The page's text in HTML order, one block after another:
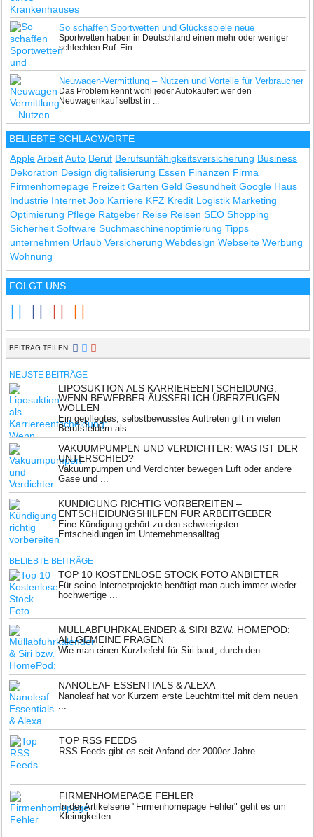
So schaffen Sportwetten und Glücksspiele neue
Arbeitsplätze
Sportwetten haben in Deutschland einen mehr oder weniger
schlechten Ruf. Ein ...
Neuwagen-Vermittlung – Nutzen und Vorteile für Verbraucher
Das Problem kennt wohl jeder Autokäufer: wer den
Neuwagenkauf selbst in ...
BELIEBTE SCHLAGWORTE
Apple Arbeit Auto Beruf Berufsunfähigkeitsversicherung Business
Dekoration Design digitalisierung Essen Finanzen Firma
Firmenhomepage Freizeit Garten Geld Gesundheit Google Haus
Industrie Internet Job Karriere KFZ Kredit Logistik Marketing
Optimierung Pflege Ratgeber Reise Reisen SEO Shopping
Sicherheit Software Suchmaschinenoptimierung Tipps
unternehmen Urlaub Versicherung Webdesign Webseite Werbung
Wohnung
FOLGT UNS
BEITRAG TEILEN
NEUSTE BEITRÄGE
LIPOSUKTION ALS KARRIEREENTSCHEIDUNG:
WENN BEWERBER ÄUSSERLICH ÜBERZEUGEN W
OLLEN
Ein gepflegtes, selbstbewusstes Auftreten gilt in vielen
Berufsfeldern als ...
VAKUUMPUMPEN UND VERDICHTER: WAS IST DER
UNTERSCHIED?
Vakuumpumpen und Verdichter bewegen Luft oder andere
Gase und ...
KÜNDIGUNG RICHTIG VORBEREITEN –
ENTSCHEIDUNGSHILFEN FÜR ARBEITGEBER
Eine Kündigung gehört zu den schwierigsten
Entscheidungen im Unternehmensalltag. ...
BELIEBTE BEITRÄGE
TOP 10 KOSTENLOSE STOCK FOTO ANBIETER
Für seine Internetprojekte benötigt man auch immer wieder
hochwertige ...
MÜLLABFUHRKALENDER & SIRI BZW. HOMEPOD:
ALLGEMEINE FRAGEN
Wie man einen Kurzbefehl für Siri baut, durch den ...
NANOLEAF ESSENTIALS & ALEXA
Nanoleaf hat vor Kurzem erste Leuchtmittel mit dem neuen
...
TOP RSS FEEDS
RSS Feeds gibt es seit Anfand der 2000er Jahre. ...
FIRMENHOMEPAGE FEHLER
In der Artikelserie "Firmenhomepage Fehler" geht es um
Kleinigkeiten ...